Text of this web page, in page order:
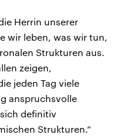
Herrin unserer
wir leben, was wir tun,
Strukturen aus.
zeigen,
jeden Tag viele
anspruchsvolle
definitiv
Strukturen.“